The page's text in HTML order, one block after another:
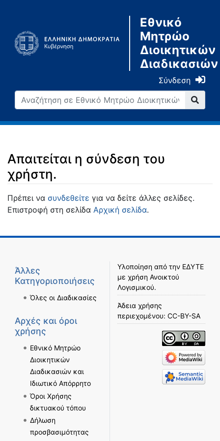
Εθνικό
Μητρώο
Διοικητικών
Διαδικασιών
Σύνδεση
Απαιτείται η σύνδεση του
χρήστη.
Μετάβαση σε:πλοήγηση,αναζήτηση
Πρέπει να συνδεθείτε για να δείτε άλλες σελίδες.
Επιστροφή στη σελίδα Αρχική σελίδα.
Άλλες
Κατηγοριοποιήσεις
Όλες οι Διαδικασίες
Αρχές και όροι
χρήσης
Εθνικό Μητρώο
Διοικητικών
Διαδικασιών και
Ιδιωτικό Απόρρητο
Όροι Χρήσης
δικτυακού τόπου
Δήλωση
προσβασιμότητας
Υλοποίηση από την ΕΔΥΤΕ
με χρήση Ανοικτού
Λογισμικού.
Άδεια χρήσης
περιεχομένου: CC-BY-SA